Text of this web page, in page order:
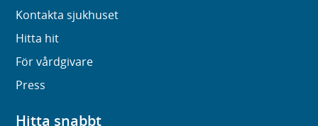
Kontakta sjukhuset
Hitta hit
För vårdgivare
Press
Hitta snabbt